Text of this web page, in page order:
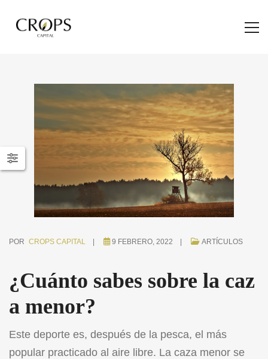
POR CROPS CAPITAL 9 FEBRERO, 2022 ARTÍCULOS
¿Cuánto sabes sobre la caz
a menor?
Este deporte es, después de la pesca, el más
popular practicado al aire libre. La caza menor se